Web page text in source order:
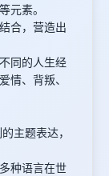
元素。
合，营造出
同的人生经
情、背叛、
主题表达，
种语言在世